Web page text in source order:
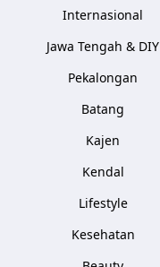
Internasional
Jawa Tengah & DIY
Pekalongan
Batang
Kajen
Kendal
Lifestyle
Kesehatan